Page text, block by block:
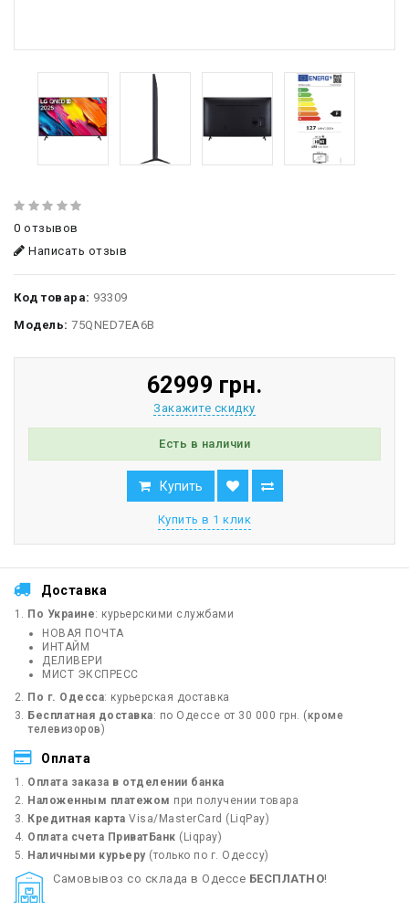
0 отзывов
Написать отзыв
Код товара: 93309
Модель: 75QNED7EA6B
62999 грн.
Закажите скидку
Есть в наличии
Купить
Купить в 1 клик
Доставка
По Украине: курьерскими службами
НОВАЯ ПОЧТА
ИНТАЙМ
ДЕЛИВЕРИ
МИСТ ЭКСПРЕСС
По г. Одесса: курьерская доставка
Бесплатная доставка: по Одессе от 30 000 грн. (кроме
телевизоров)
Оплата
Оплата заказа в отделении банка
Наложенным платежом при получении товара
Кредитная карта Visa/MasterCard (LiqPay)
Оплата счета ПриватБанк (Liqpay)
Наличными курьеру(только по г. Одессу)
Cамовывоз со склада в Одессе БЕСПЛАТНО!